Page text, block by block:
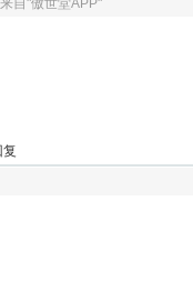
来自"傲世堂APP"
复